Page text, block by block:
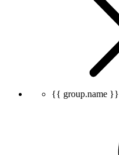
{{ group.name }}